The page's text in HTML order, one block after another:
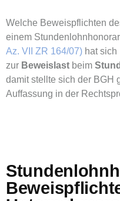
Welche Beweispflichten
einem
Az. VII ZR 164/07) hat sich
zur Beweislast beim
damit stellte sich der BGH
Auffassung in der